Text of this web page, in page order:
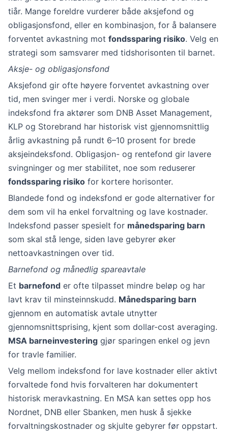
tiår. Mange foreldre vurderer både aksjefond og
obligasjonsfond, eller en kombinasjon, for å balansere
forventet avkastning mot fondssparing risiko. Velg en
strategi som samsvarer med tidshorisonten til barnet.
Aksje- og obligasjonsfond
Aksjefond gir ofte høyere forventet avkastning over
tid, men svinger mer i verdi. Norske og globale
indeksfond fra aktører som DNB Asset Management,
KLP og Storebrand har historisk vist gjennomsnittlig
årlig avkastning på rundt 6–10 prosent for brede
aksjeindeksfond. Obligasjon- og rentefond gir lavere
svingninger og mer stabilitet, noe som reduserer
fondssparing risiko for kortere horisonter.
Blandede fond og indeksfond er gode alternativer for
dem som vil ha enkel forvaltning og lave kostnader.
Indeksfond passer spesielt for månedsparing barn
som skal stå lenge, siden lave gebyrer øker
nettoavkastningen over tid.
Barnefond og månedlig spareavtale
Et barnefond er ofte tilpasset mindre beløp og har
lavt krav til minsteinnskudd. Månedsparing barn
gjennom en automatisk avtale utnytter
gjennomsnittsprising, kjent som dollar-cost averaging.
MSA barneinvestering gjør sparingen enkel og jevn
for travle familier.
Velg mellom indeksfond for lave kostnader eller aktivt
forvaltede fond hvis forvalteren har dokumentert
historisk meravkastning. En MSA kan settes opp hos
Nordnet, DNB eller Sbanken, men husk å sjekke
forvaltningskostnader og skjulte gebyrer før oppstart.